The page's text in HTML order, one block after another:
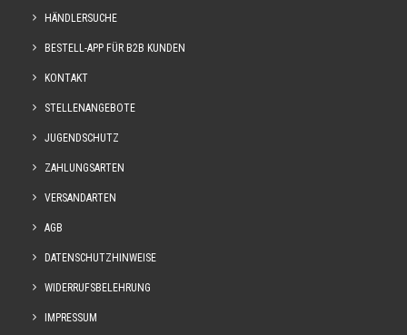
HÄNDLERSUCHE
BESTELL-APP FÜR B2B KUNDEN
KONTAKT
STELLENANGEBOTE
JUGENDSCHUTZ
ZAHLUNGSARTEN
VERSANDARTEN
AGB
DATENSCHUTZHINWEISE
WIDERRUFSBELEHRUNG
IMPRESSUM